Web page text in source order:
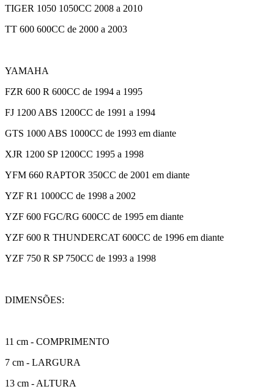
TIGER 1050 1050CC 2008 a 2010
TT 600 600CC de 2000 a 2003
YAMAHA
FZR 600 R 600CC de 1994 a 1995
FJ 1200 ABS 1200CC de 1991 a 1994
GTS 1000 ABS 1000CC de 1993 em diante
XJR 1200 SP 1200CC 1995 a 1998
YFM 660 RAPTOR 350CC de 2001 em diante
YZF R1 1000CC de 1998 a 2002
YZF 600 FGC/RG 600CC de 1995 em diante
YZF 600 R THUNDERCAT 600CC de 1996 em diante
YZF 750 R SP 750CC de 1993 a 1998
DIMENSÕES:
11 cm - COMPRIMENTO
7 cm - LARGURA
13 cm - ALTURA